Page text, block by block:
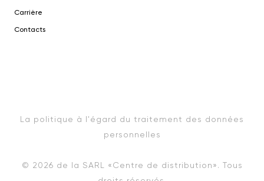
Carrière
Contacts
La politique à l'égard du traitement des données
personnelles
© 2026 de la SARL «Centre de distribution». Tous